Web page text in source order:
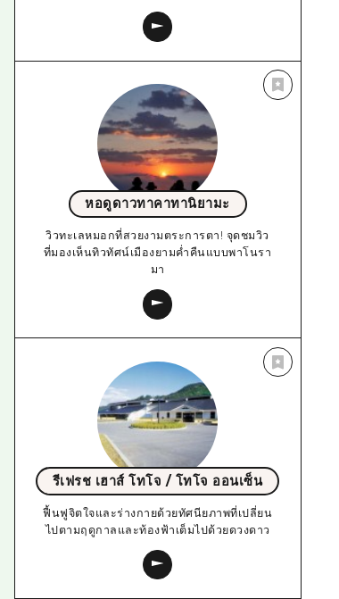
หอดูดาวทาคาทานิยามะ
วิวทะเลหมอกที่สวยงามตระการตา! จุดชมวิว
ที่มองเห็นทิวทัศน์เมืองยามค่ำคืนแบบพาโนรา
มา
รีเฟรช เฮาส์ โทโจ / โทโจ ออนเซ็น
ฟื้นฟูจิตใจและร่างกายด้วยทัศนียภาพที่เปลี่ยน
ไปตามฤดูกาลและท้องฟ้าเต็มไปด้วยดวงดาว